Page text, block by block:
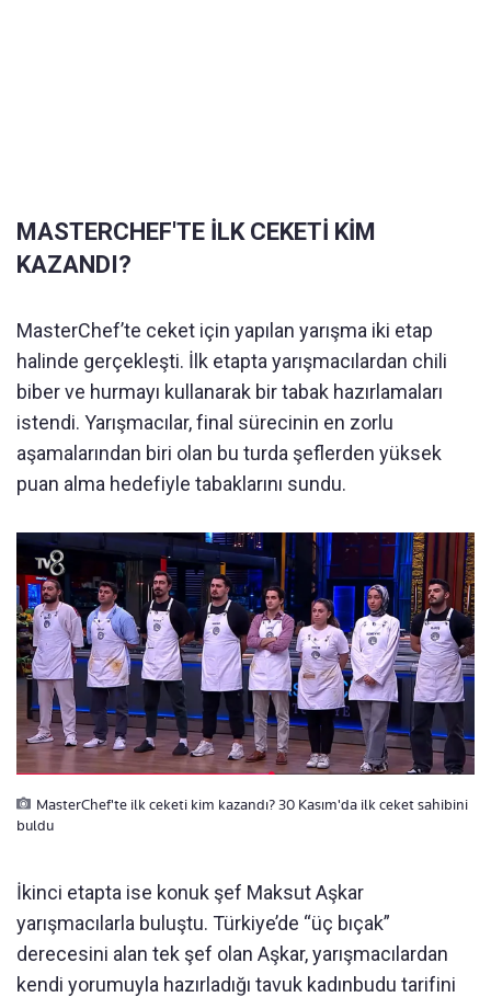
MASTERCHEF'TE İLK CEKETİ KİM
KAZANDI?
MasterChef’te ceket için yapılan yarışma iki etap
halinde gerçekleşti. İlk etapta yarışmacılardan chili
biber ve hurmayı kullanarak bir tabak hazırlamaları
istendi. Yarışmacılar, final sürecinin en zorlu
aşamalarından biri olan bu turda şeflerden yüksek
puan alma hedefiyle tabaklarını sundu.
MasterChef'te ilk ceketi kim kazandı? 30 Kasım'da ilk ceket sahibini
buldu
İkinci etapta ise konuk şef Maksut Aşkar
yarışmacılarla buluştu. Türkiye’de “üç bıçak”
derecesini alan tek şef olan Aşkar, yarışmacılardan
kendi yorumuyla hazırladığı tavuk kadınbudu tarifini